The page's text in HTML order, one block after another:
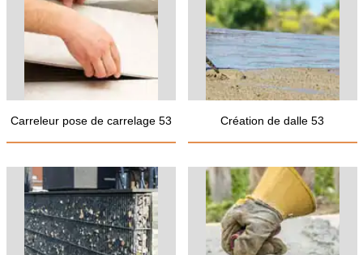
Carreleur pose de carrelage 53 Création de dalle 53